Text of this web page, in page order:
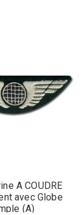
A COUDRE
avec Globe
(A)